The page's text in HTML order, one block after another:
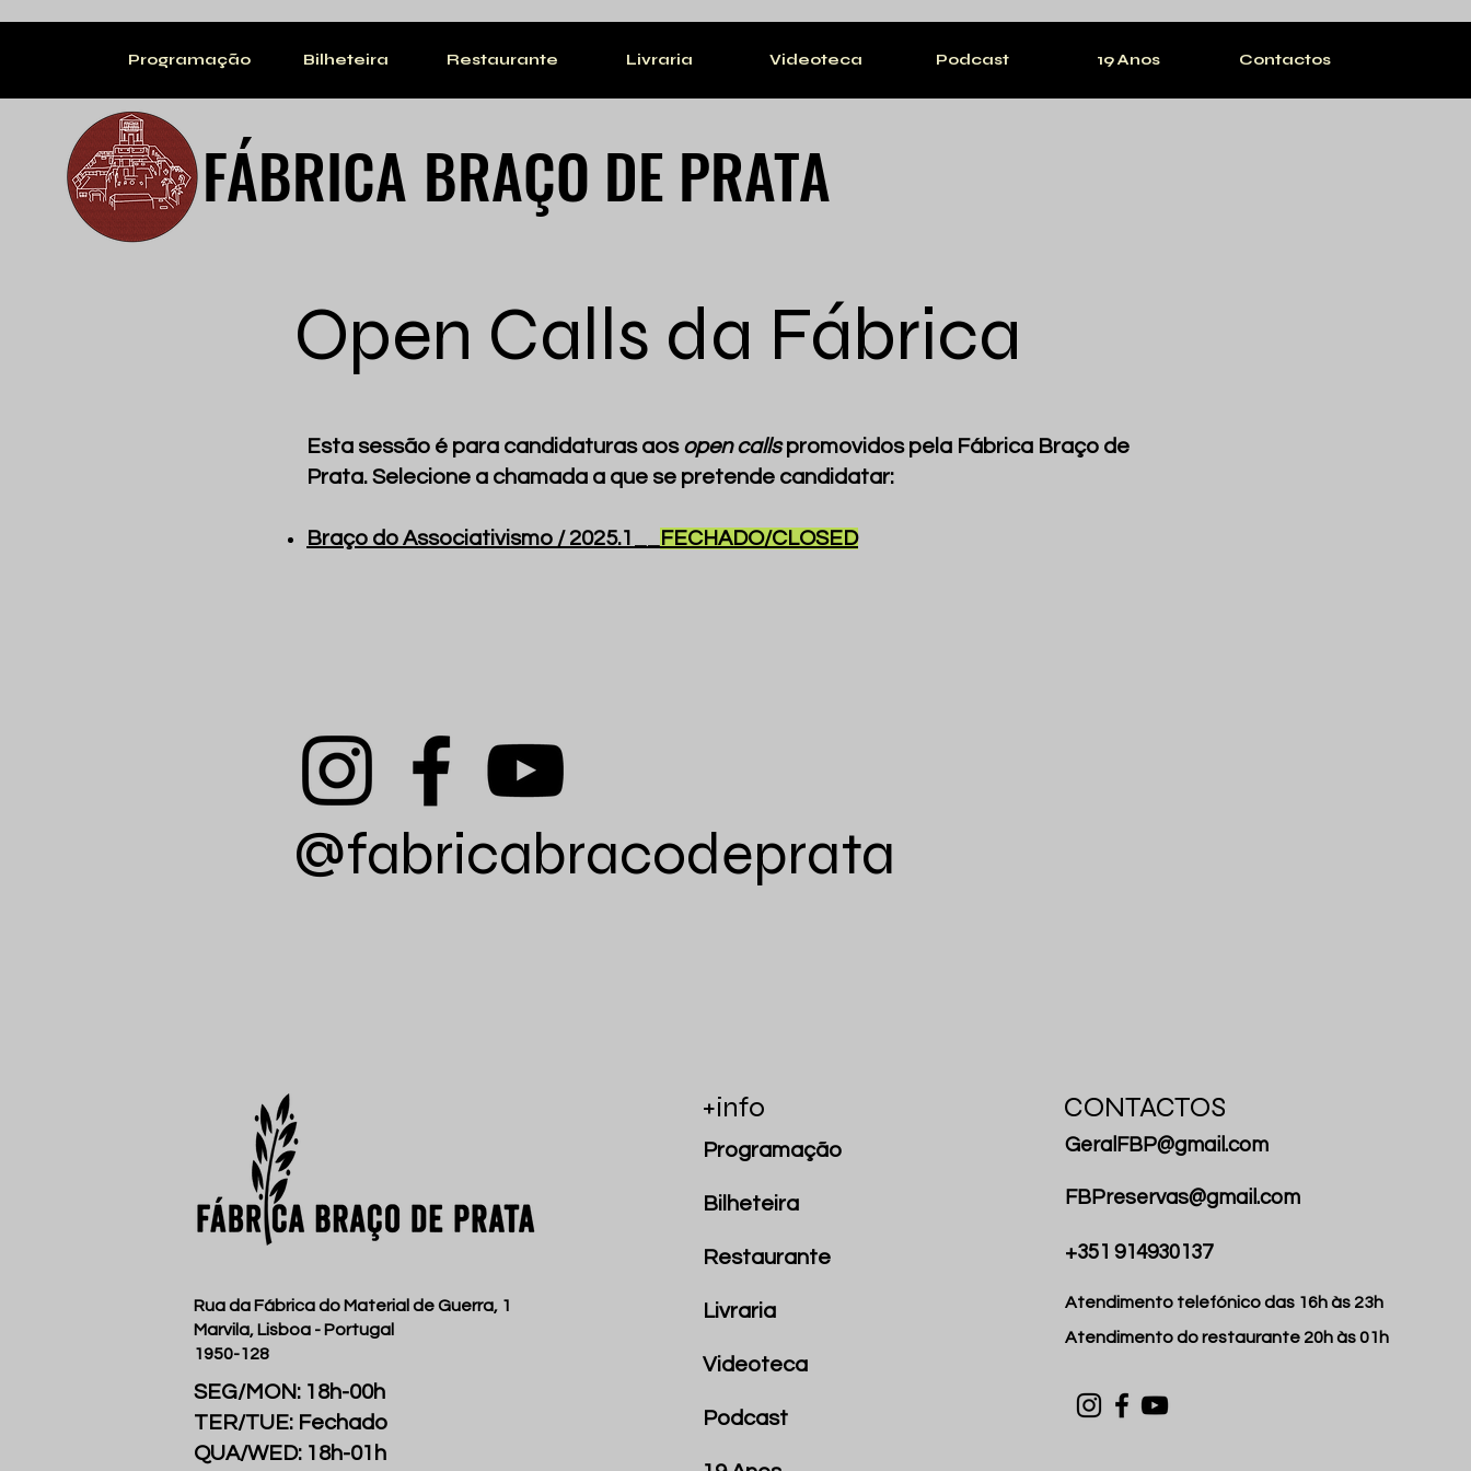
Programação Bilheteira Restaurante Livraria Videoteca Podcast 19 Anos Contactos
FÁBRICA BRAÇO DE PRATA
Open Calls da Fábrica
Esta sessão é para candidaturas aos open callspromovidos pela Fábrica Braço de
Prata. Selecione a chamada a que se pretende candidatar:
Braço do Associativismo / 2025.1__ FECHADO/CLOSED
@fabricabracodeprata
Rua da Fábrica do Material de Guerra, 1
Marvila, Lisboa - Portugal
1950-128
SEG/MON: 18h-00h
TER/TUE: Fechado
QUA/WED: 18h-01h
+info
Programação
Bilheteira
Restaurante
Livraria
Videoteca
Podcast
CONTACTOS
GeralFBP@gmail.com
FBPreservas@gmail.com
+351 914930137
Atendimento telefónico das 16h às 23h
Atendimento do restaurante 20h às 01h